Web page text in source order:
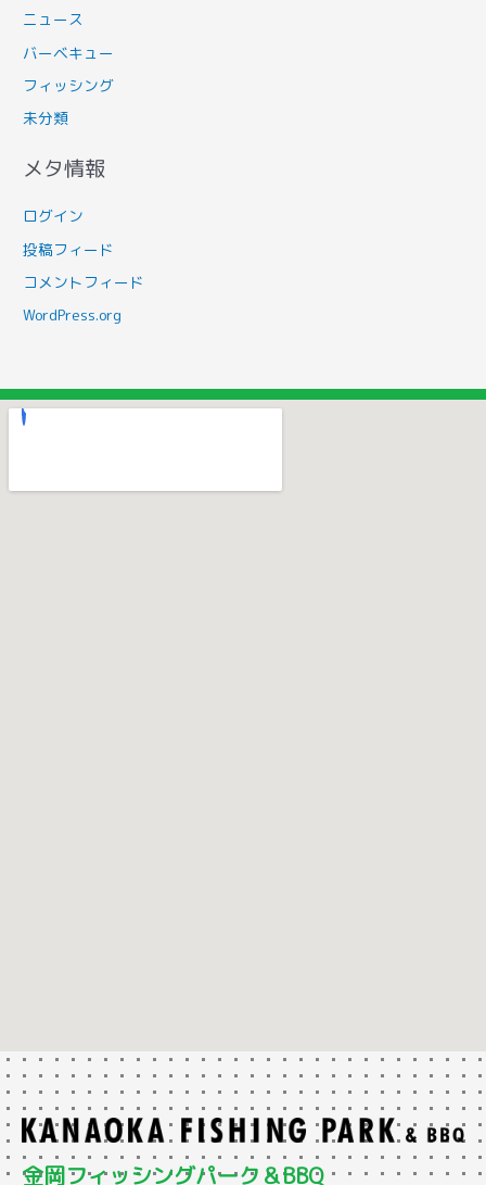
ニュース
バーベキュー
フィッシング
未分類
メタ情報
ログイン
投稿フィード
コメントフィード
WordPress.org
金岡フィッシングパーク＆BBQ